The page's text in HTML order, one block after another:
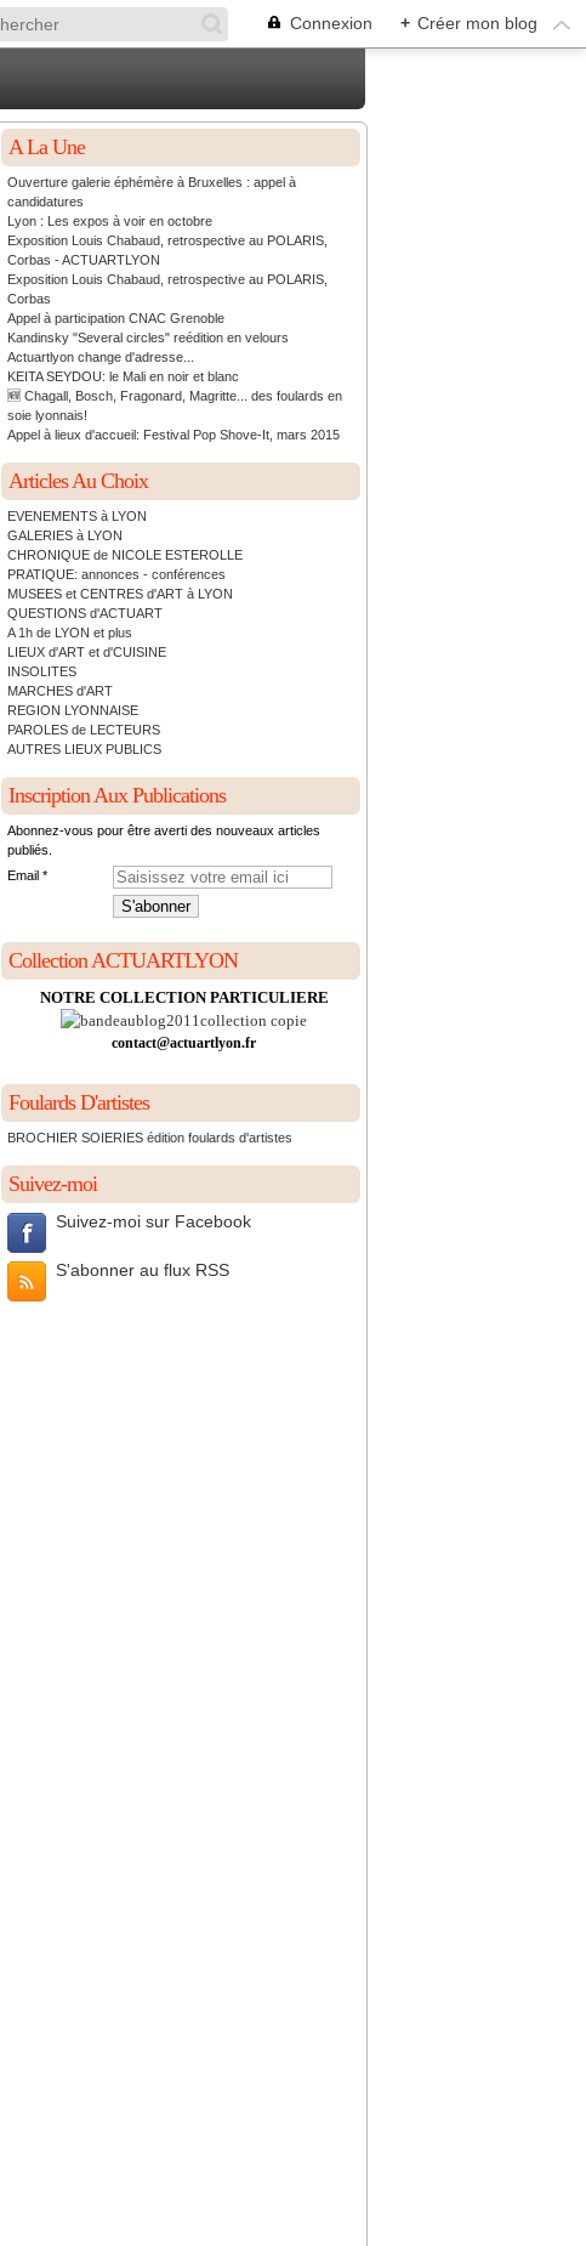
Connexion + Créer mon blog
A La Une
Ouverture galerie éphémère à Bruxelles : appel à
candidatures
Lyon : Les expos à voir en octobre
Exposition Louis Chabaud, retrospective au POLARIS,
Corbas - ACTUARTLYON
Exposition Louis Chabaud, retrospective au POLARIS,
Corbas
Appel à participation CNAC Grenoble
Kandinsky "Several circles" reédition en velours
Actuartlyon change d'adresse...
KEITA SEYDOU: le Mali en noir et blanc
🆕 Chagall, Bosch, Fragonard, Magritte... des foulards en
soie lyonnais!
Appel à lieux d'accueil: Festival Pop Shove-It, mars 2015
Articles Au Choix
EVENEMENTS à LYON
GALERIES à LYON
CHRONIQUE de NICOLE ESTEROLLE
PRATIQUE: annonces - conférences
MUSEES et CENTRES d'ART à LYON
QUESTIONS d'ACTUART
A 1h de LYON et plus
LIEUX d'ART et d'CUISINE
INSOLITES
MARCHES d'ART
REGION LYONNAISE
PAROLES de LECTEURS
AUTRES LIEUX PUBLICS
Inscription Aux Publications
Abonnez-vous pour être averti des nouveaux articles
publiés.
Email
Collection ACTUARTLYON
NOTRE COLLECTION PARTICULIERE
contact@actuartlyon.fr
Foulards D'artistes
BROCHIER SOIERIES édition foulards d'artistes
Suivez-moi
Suivez-moi sur Facebook
S'abonner au flux RSS